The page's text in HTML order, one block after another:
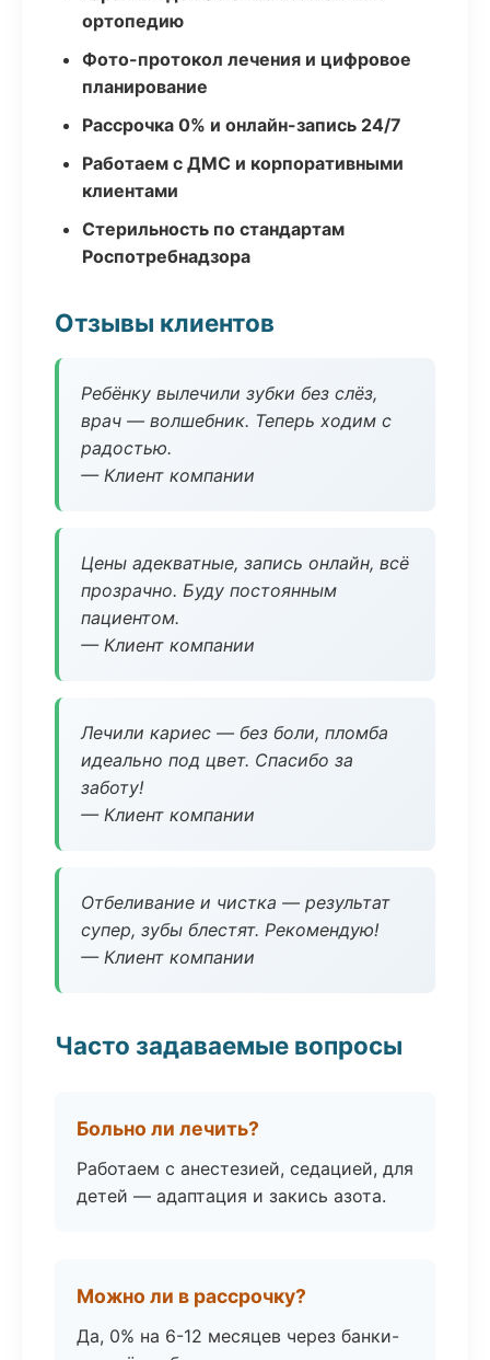
ортопедию
Фото-протокол лечения и цифровое
планирование
Рассрочка 0% и онлайн-запись 24/7
Работаем с ДМС и корпоративными
клиентами
Стерильность по стандартам
Роспотребнадзора
Отзывы клиентов
Ребёнку вылечили зубки без слёз,
врач — волшебник. Теперь ходим с
радостью.
— Клиент компании
Цены адекватные, запись онлайн, всё
прозрачно. Буду постоянным
пациентом.
— Клиент компании
Лечили кариес — без боли, пломба
идеально под цвет. Спасибо за
заботу!
— Клиент компании
Отбеливание и чистка — результат
супер, зубы блестят. Рекомендую!
— Клиент компании
Часто задаваемые вопросы
Больно ли лечить?
Работаем с анестезией, седацией, для
детей — адаптация и закись азота.
Можно ли в рассрочку?
Да, 0% на 6-12 месяцев через банки-